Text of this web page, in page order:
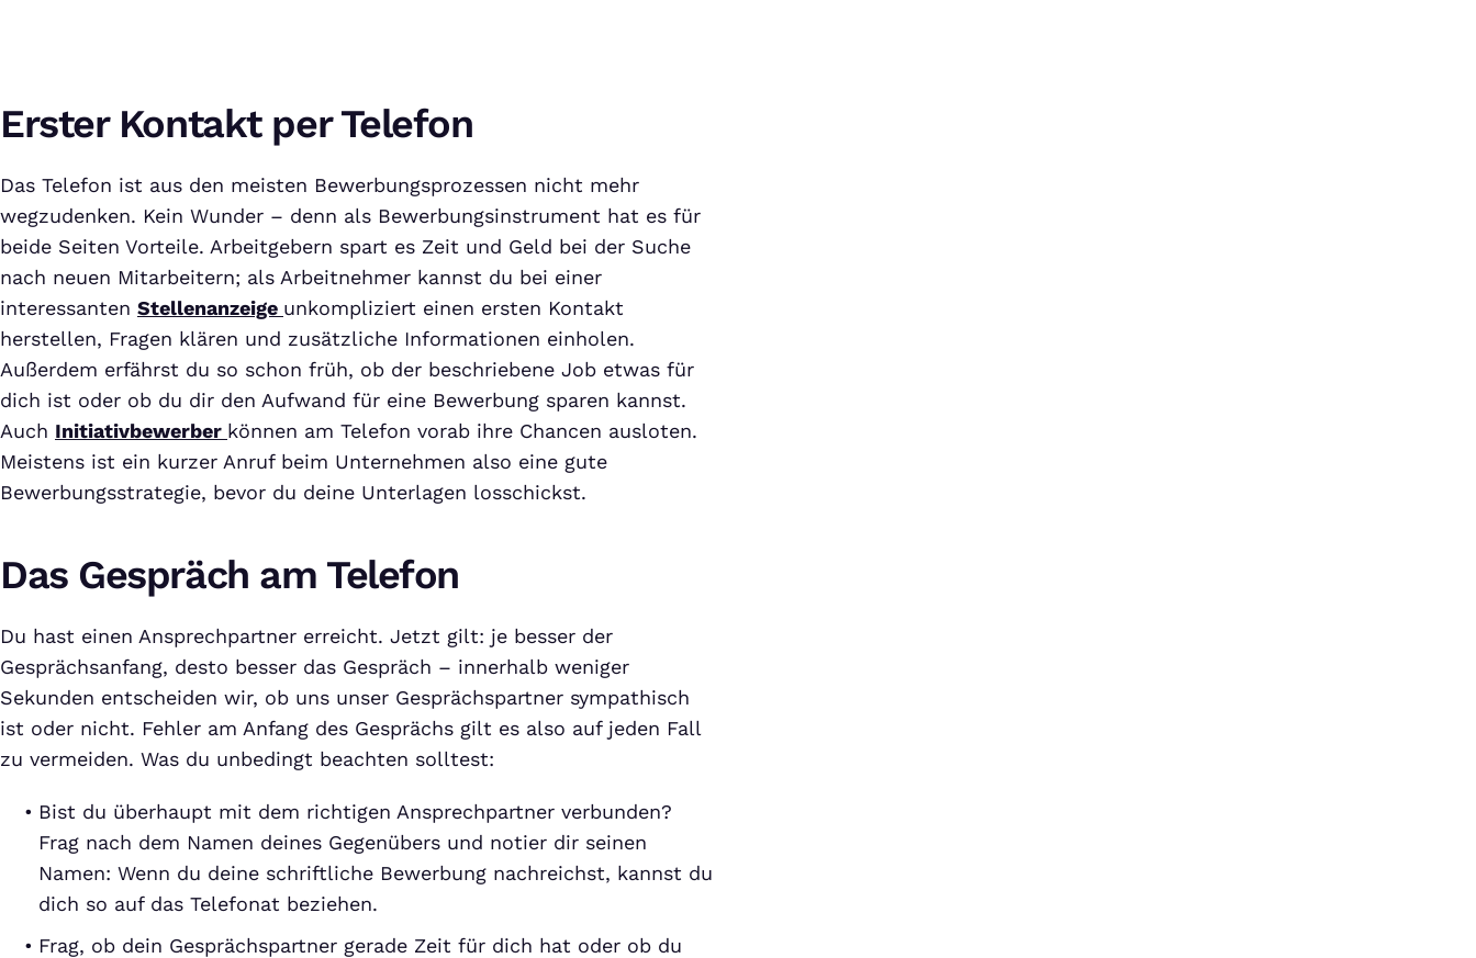
Erster Kontakt per Telefon
Das Telefon ist aus den meisten Bewerbungsprozessen nicht mehr
wegzudenken. Kein Wunder – denn als Bewerbungsinstrument hat es für
beide Seiten Vorteile. Arbeitgebern spart es Zeit und Geld bei der Suche
nach neuen Mitarbeitern; als Arbeitnehmer kannst du bei einer
interessanten Stellenanzeige unkompliziert einen ersten Kontakt
herstellen, Fragen klären und zusätzliche Informationen einholen.
Außerdem erfährst du so schon früh, ob der beschriebene Job etwas für
dich ist oder ob du dir den Aufwand für eine Bewerbung sparen kannst.
Auch Initiativbewerber können am Telefon vorab ihre Chancen ausloten.
Meistens ist ein kurzer Anruf beim Unternehmen also eine gute
Bewerbungsstrategie, bevor du deine Unterlagen losschickst.
Das Gespräch am Telefon
Du hast einen Ansprechpartner erreicht. Jetzt gilt: je besser der
Gesprächsanfang, desto besser das Gespräch – innerhalb weniger
Sekunden entscheiden wir, ob uns unser Gesprächspartner sympathisch
ist oder nicht. Fehler am Anfang des Gesprächs gilt es also auf jeden Fall
zu vermeiden. Was du unbedingt beachten solltest:
Bist du überhaupt mit dem richtigen Ansprechpartner verbunden?
Frag nach dem Namen deines Gegenübers und notier dir seinen
Namen: Wenn du deine schriftliche Bewerbung nachreichst, kannst du
dich so auf das Telefonat beziehen.
Frag, ob dein Gesprächspartner gerade Zeit für dich hat oder ob du